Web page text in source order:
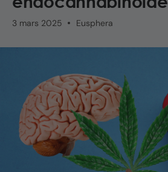
3 mars 2025 Eusphera